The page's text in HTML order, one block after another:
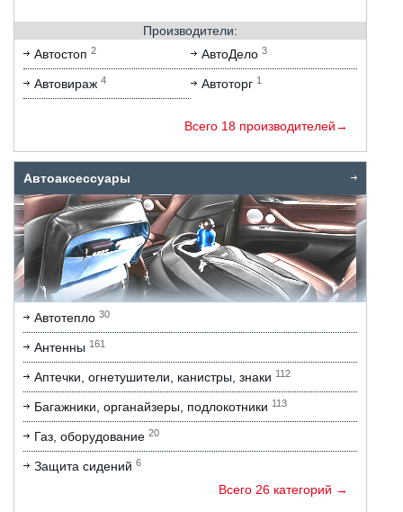
Производители:
Автостоп 2 АвтоДело 3
Автовираж 4 Автоторг 1
Всего 18 производителей→
Автоаксессуары
Автотепло 30
Антенны 161
Аптечки, огнетушители, канистры, знаки 112
Багажники, органайзеры, подлокотники 113
Газ, оборудование 20
Защита сидений 6
Всего 26 категорий →